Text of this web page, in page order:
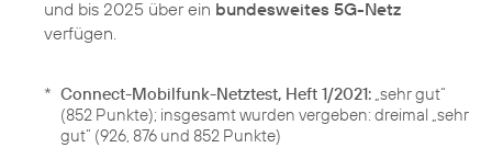
und bis 2025 über ein bundesweites 5G-Netz
verfügen.
* Connect-Mobilfunk-Netztest, Heft 1/2021: „sehr gut“
(852 Punkte); insgesamt wurden vergeben: dreimal „sehr
gut“ (926, 876 und 852 Punkte)